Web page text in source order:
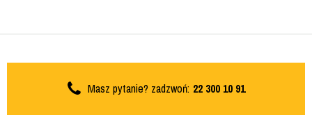
Masz pytanie? zadzwoń: 22 300 10 91